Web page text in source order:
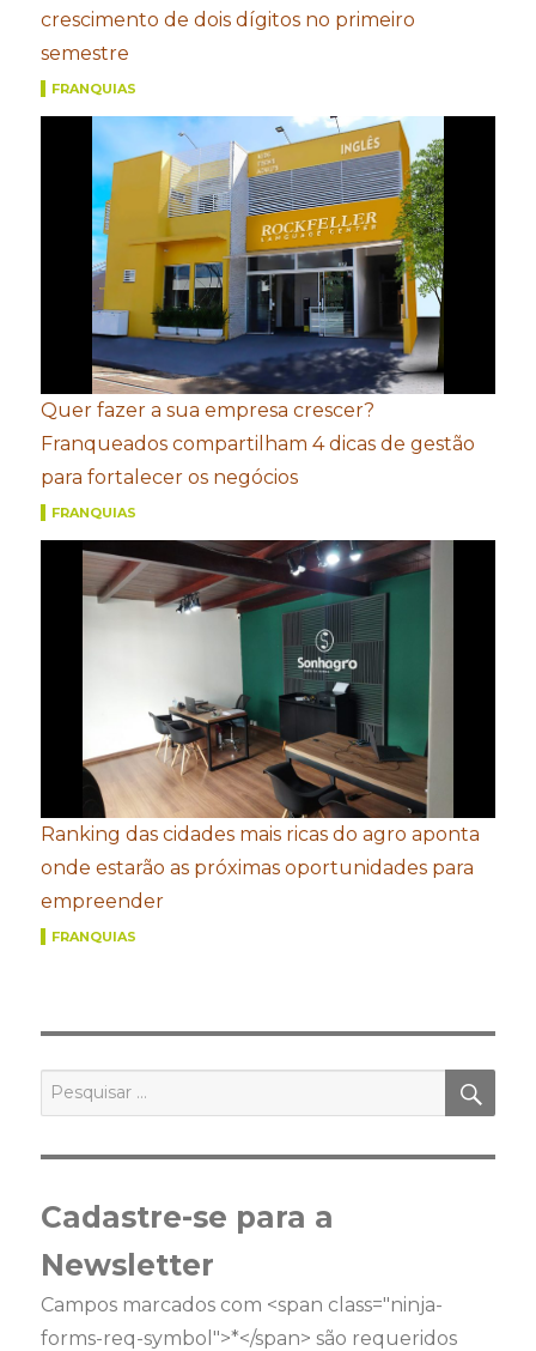
crescimento de dois dígitos no primeiro
semestre
FRANQUIAS
Quer fazer a sua empresa crescer?
Franqueados compartilham 4 dicas de gestão
para fortalecer os negócios
FRANQUIAS
Ranking das cidades mais ricas do agro aponta
onde estarão as próximas oportunidades para
empreender
FRANQUIAS
por:
Cadastre-se para a
Newsletter
Campos marcados com <span class="ninja-
forms-req-symbol">*</span> são requeridos